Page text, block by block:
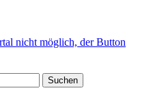
nicht möglich, der Button